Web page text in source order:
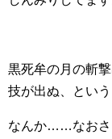
黒死牟の月の斬
技が出ぬ、とい
なんか……なおさ